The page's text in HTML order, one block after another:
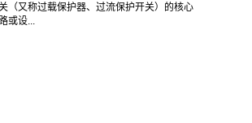
（又称过载保护器、过流保护开关）的核心
或设...